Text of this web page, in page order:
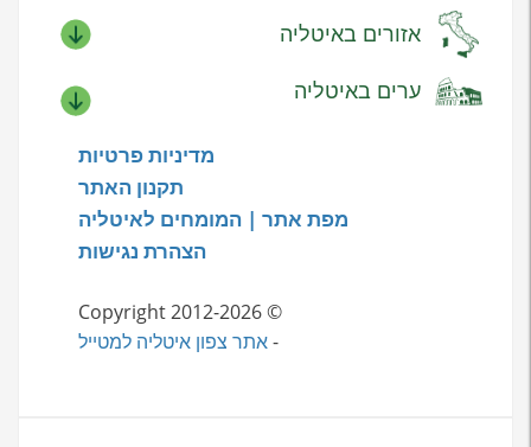
אזורים באיטליה
ערים באיטליה
מדיניות פרטיות
תקנון האתר
מפת אתר | המומחים לאיטליה
הצהרת נגישות
© Copyright 2012-2026
-אתר צפון איטליה למטייל